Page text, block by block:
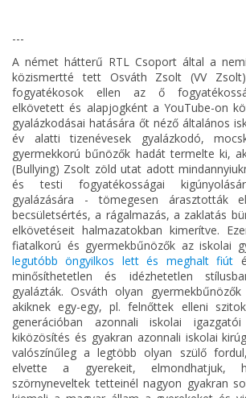
---
A német hátterű RTL Csoport által a
közismertté tett Osváth Zsolt (VV
fogyatékosok ellen az ő
elkövetett és alapjogként a YouTube-on
gyalázkodásai hatására őt néző általános
év alatti tizenévesek gyalázkodó,
gyermekkorú bűnözők hadát termelte ki,
(Bullying) Zsolt zöld utat adott
és testi fogyatékosságai
gyalázására - tömegesen árasztották
becsületsértés, a rágalmazás, a zaklatás
elkövetéseit halmazatokban kimerítve.
fiatalkorú és gyermekbűnözők az iskolai
legutóbb öngyilkos lett és meghalt fiút
minősíthetetlen és idézhetetlen
gyalázták. Osváth olyan
akiknek egy-egy, pl. felnőttek elleni
generációban azonnali iskolai
kiközösítés és gyakran azonnali iskolai
valószínűleg a legtöbb olyan szülő
elvette a gyerekeit, elmondhatjuk,
szörnyneveltek tetteinél nagyon gyakran